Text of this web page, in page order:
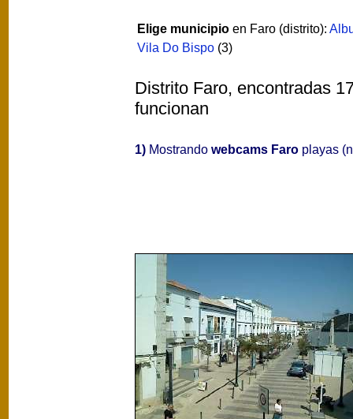
Elige municipio en Faro (distrito):
Vila Do Bispo (3)
Distrito Faro, encontradas
funcionan
1) Mostrando webcams Faro playas